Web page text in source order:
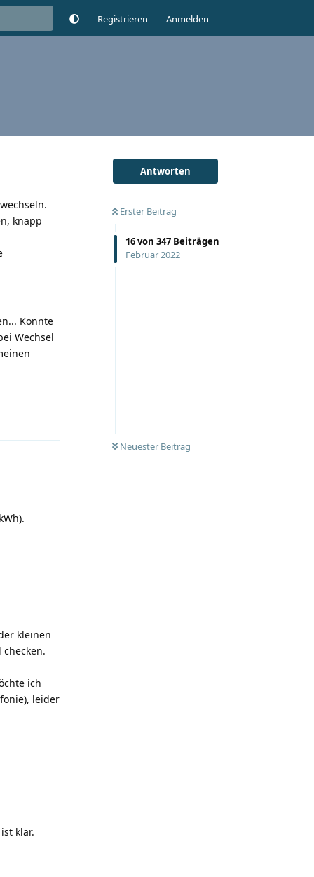
Registrieren Anmelden
Antworten
Erster Beitrag
16von 347 Beiträgen
Februar 2022
Neuester Beitrag
knapp
Konnte
Wechsel
kleinen
ich
leider
klar.